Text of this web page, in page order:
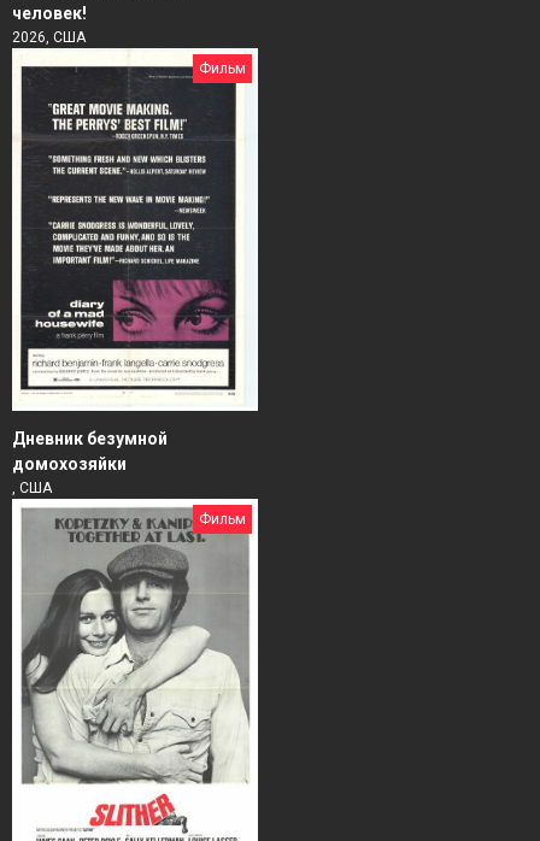
человек!
2026, США
Фильм
Дневник безумной
домохозяйки
, США
Фильм